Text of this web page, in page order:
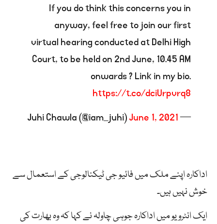
If you do think this concerns you in
anyway, feel free to join our first
virtual hearing conducted at Delhi High
Court, to be held on 2nd June, 10.45 AM
onwards ? Link in my bio.
https://t.co/dciUrpvrq8
— Juhi Chawla (@iam_juhi)
June 1, 2021
اداکارہ اپنے ملک میں فائیو جی ٹیکنالوجی کے استعمال سے
خوش نہیں ہیں۔
ایک انٹرویو میں اداکارہ جوہی چاولہ نے کہا کہ وہ بھارت کی